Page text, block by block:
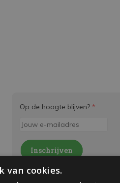
Op de hoogte blijven? *
Inschrijven
* Lees hier de wettelijke beperkingen
van cookies.